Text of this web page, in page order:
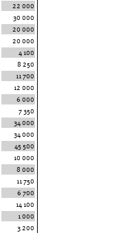
22 000
30 000
20 000
20 000
4 100
8 250
11 700
12 000
6 000
7 350
34 000
34 000
45 500
10 000
8 000
11 750
6 700
14 100
1 000
3 200